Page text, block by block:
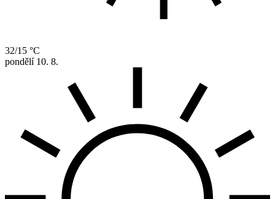
32/15 °C
pondělí 10. 8.